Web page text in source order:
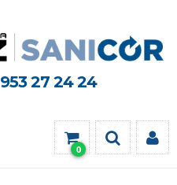
953 27 24 24
0